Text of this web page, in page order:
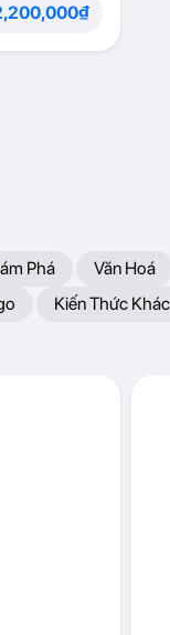
Phá Văn Hoá
Kiến Thức